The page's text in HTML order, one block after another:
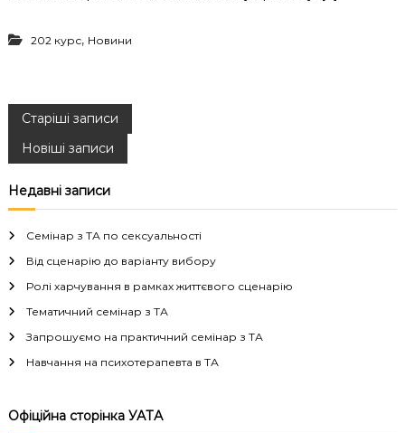
202 курс, Новини
Н
а
в
і
г
а
ц
і
Старіші записи
Новіші записи
Недавні записи
Семінар з ТА по сексуальності
Від сценарію до варіанту вибору
Ролі харчування в рамках життєвого сценарію
Тематичний семінар з ТА
Запрошуємо на практичний семінар з ТА
Навчання на психотерапевта в ТА
Офіційна сторінка УАТА